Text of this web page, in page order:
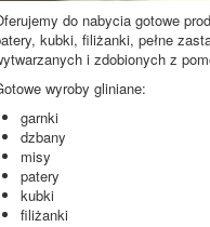
do nabycia gotowe
kubki, filiżanki, pełne
i zdobionych z
wyroby gliniane:
garnki
dzbany
misy
patery
kubki
filiżanki